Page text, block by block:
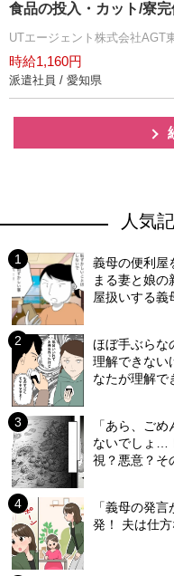
食品の投入・カット/寮
UTエージェント株式会社AGT
時給1,160円
派遣社員 / 愛知県
人気
義母の便利屋
まる妻と娘の
屋扱いする義
ほぼ手ぶらな
理解できない
なたが理解で
「あら、ご
ないでしょ…
視？悪意？そ
「義母の発
発！ 夫は仕